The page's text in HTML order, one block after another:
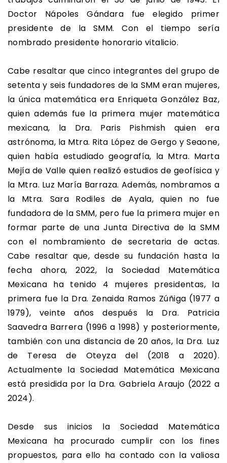
Doctor Nápoles Gándara fue elegido primer
presidente de la SMM. Con el tiempo sería
nombrado presidente honorario vitalicio.
Cabe resaltar que cinco integrantes del grupo de
setenta y seis fundadores de la SMM eran mujeres,
la única matemática era Enriqueta González Baz,
quien además fue la primera mujer matemática
mexicana, la Dra. Paris Pishmish quien era
astrónoma, la Mtra. Rita López de Gergo y Seaone,
quien había estudiado geografía, la Mtra. Marta
Mejía de Valle quien realizó estudios de geofísica y
la Mtra. Luz María Barraza. Además, nombramos a
la Mtra. Sara Rodiles de Ayala, quien no fue
fundadora de la SMM, pero fue la primera mujer en
formar parte de una Junta Directiva de la SMM
con el nombramiento de secretaria de actas.
Cabe resaltar que, desde su fundación hasta la
fecha ahora, 2022, la Sociedad Matemática
Mexicana ha tenido 4 mujeres presidentas, la
primera fue la Dra. Zenaida Ramos Zúñiga (1977 a
1979), veinte años después la Dra. Patricia
Saavedra Barrera (1996 a 1998) y posteriormente,
también con una distancia de 20 años, la Dra. Luz
de Teresa de Oteyza del (2018 a 2020).
Actualmente la Sociedad Matemática Mexicana
está presidida por la Dra. Gabriela Araujo (2022 a
2024).
Desde sus inicios la Sociedad Matemática
Mexicana ha procurado cumplir con los fines
propuestos, para ello ha contado con la valiosa